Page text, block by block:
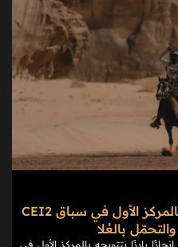
الفارس مهند السالمي يتوّج بالمركز الأول في سباق CEI2
بالعُلا
بارزًا بتتويجه بالمركز الأول في